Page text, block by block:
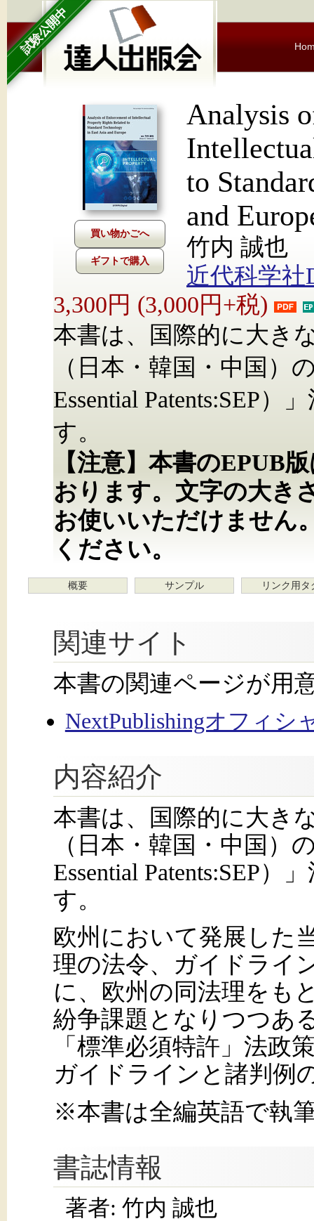
試験公開中
ギフトで購入
Analysis
to
and
竹内 誠也
近代科学社
3,300円 (3,000円+税)
本書は、国際的に大き
（日本・韓国・中国）
Essential Patents:SEP）
す。
【注意】本書のEPUB
おります。文字の大き
お使いいただけません
ください。
概要 サンプル リンク用タ
関連サイト
本書の関連ページが用
NextPublishingオフィシ
内容紹介
本書は、国際的に大き
（日本・韓国・中国）
Essential Patents:SEP）
す。
欧州において発展した
理の法令、ガイドライ
に、欧州の同法理をも
紛争課題となりつつあ
「標準必須特許」法政
ガイドラインと諸判例
※本書は全編英語で執
書誌情報
著者: 竹内 誠也